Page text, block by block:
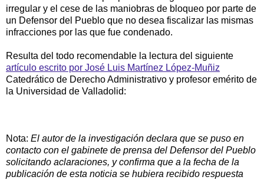
irregular y el cese de las maniobras de bloqueo por parte de
un Defensor del Pueblo que no desea fiscalizar las mismas
infracciones por las que fue condenado.
Resulta del todo recomendable la lectura del siguiente
artículo escrito por José Luis Martínez López-Muñiz
Catedrático de Derecho Administrativo y profesor emérito de
la Universidad de Valladolid:
Nota: El autor de la investigación declara que se puso en
contacto con el gabinete de prensa del Defensor del Pueblo
solicitando aclaraciones, y confirma que a la fecha de la
publicación de esta noticia se hubiera recibido respuesta